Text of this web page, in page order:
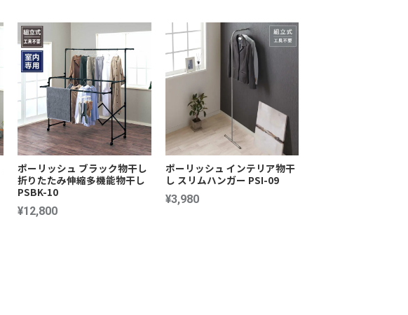
ポーリッシュ ブラック物干し
折りたたみ伸縮多機能物干し
PSBK-10
¥12,800
ポーリッシュ インテリア物干
し スリムハンガー PSI-09
¥3,980